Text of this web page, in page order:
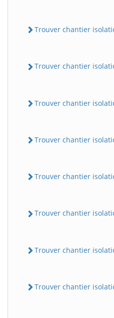
Trouver chantier
Trouver chantier
Trouver chantier
Trouver chantier
Trouver chantier
Trouver chantier
Trouver chantier
Trouver chantier